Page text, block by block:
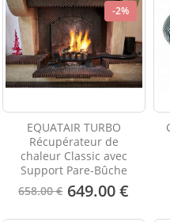
-2%
EQUATAIR TURBO
Récupérateur de
chaleur Classic avec
Support Pare-Bûche
658.00 € 649.00 €